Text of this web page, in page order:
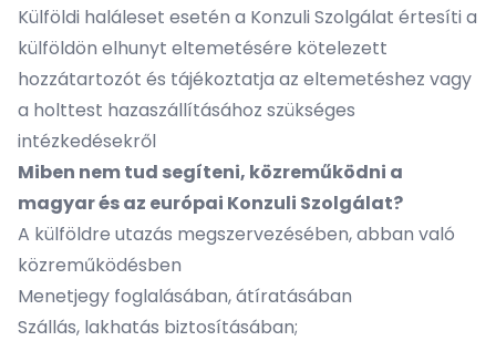
Külföldi haláleset esetén a Konzuli Szolgálat értesíti a
külföldön elhunyt eltemetésére kötelezett
hozzátartozót és tájékoztatja az eltemetéshez vagy
a holttest hazaszállításához szükséges
intézkedésekről
Miben nem tud segíteni, közreműködni a
magyar és az európai Konzuli Szolgálat?
A külföldre utazás megszervezésében, abban való
közreműködésben
Menetjegy foglalásában, átíratásában
Szállás, lakhatás biztosításában;